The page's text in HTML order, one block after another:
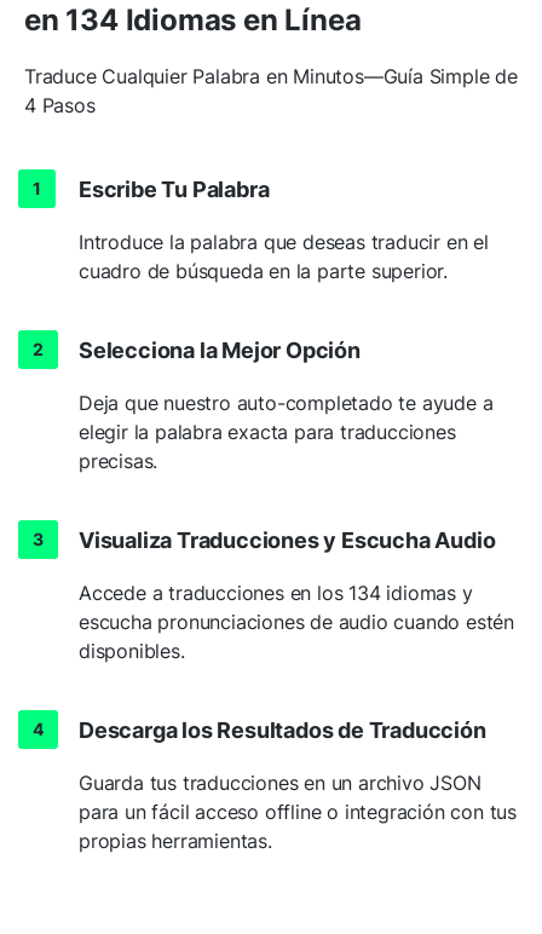
en 134 Idiomas en Línea
Traduce Cualquier Palabra en Minutos—Guía Simple de
4 Pasos
Escribe Tu Palabra
Introduce la palabra que deseas traducir en el
cuadro de búsqueda en la parte superior.
Selecciona la Mejor Opción
Deja que nuestro auto-completado te ayude a
elegir la palabra exacta para traducciones
precisas.
Visualiza Traducciones y Escucha Audio
Accede a traducciones en los 134 idiomas y
escucha pronunciaciones de audio cuando estén
disponibles.
Descarga los Resultados de Traducción
Guarda tus traducciones en un archivo JSON
para un fácil acceso offline o integración con tus
propias herramientas.